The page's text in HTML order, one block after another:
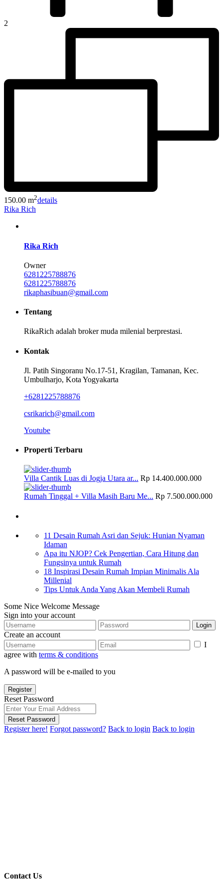
2
150.00 m2details
Rika Rich
Rika Rich
Owner
6281225788876
6281225788876
rikaphasibuan@gmail.com
Tentang
RikaRich adalah broker muda milenial berprestasi.
Kontak
Jl. Patih Singoranu No.17-51, Kragilan, Tamanan, Kec.
Umbulharjo, Kota Yogyakarta
+6281225788876
csrikarich@gmail.com
Youtube
Properti Terbaru
Villa Cantik Luas di Jogja Utara ar... Rp 14.400.000.000
Rumah Tinggal + Villa Masih Baru Me... Rp 7.500.000.000
11 Desain Rumah Asri dan Sejuk: Hunian Nyaman
Idaman
Apa itu NJOP? Cek Pengertian, Cara Hitung dan
Fungsinya untuk Rumah
18 Inspirasi Desain Rumah Impian Minimalis Ala
Millenial
Tips Untuk Anda Yang Akan Membeli Rumah
Some Nice Welcome Message
Sign into your account
Login
Create an account
I
agree with terms & conditions
A password will be e-mailed to you
Register
Reset Password
Reset Password
Register here! Forgot password? Back to login Back to login
Contact Us